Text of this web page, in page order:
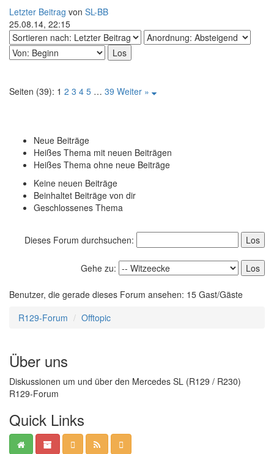
Letzter Beitrag von SL-BB
25.08.14, 22:15
Seiten (39): 1 2 3 4 5 … 39 Weiter »
Neue Beiträge
Heißes Thema mit neuen Beiträgen
Heißes Thema ohne neue Beiträge
Keine neuen Beiträge
Beinhaltet Beiträge von dir
Geschlossenes Thema
Dieses Forum durchsuchen:
Gehe zu:
Benutzer, die gerade dieses Forum ansehen: 15 Gast/Gäste
R129-Forum
Offtopic
Über uns
Diskussionen um und über den Mercedes SL (R129 / R230)
R129-Forum
Quick Links